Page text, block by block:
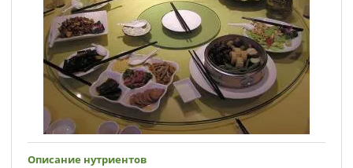
Описание нутриентов